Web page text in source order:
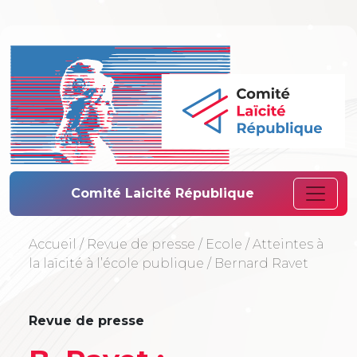
Comité Laïcité
Comité Laicité République
Accueil / Revue de presse / Ecole / Atteintes à
la laïcité à l’école publique / Bernard Ravet
Revue de presse